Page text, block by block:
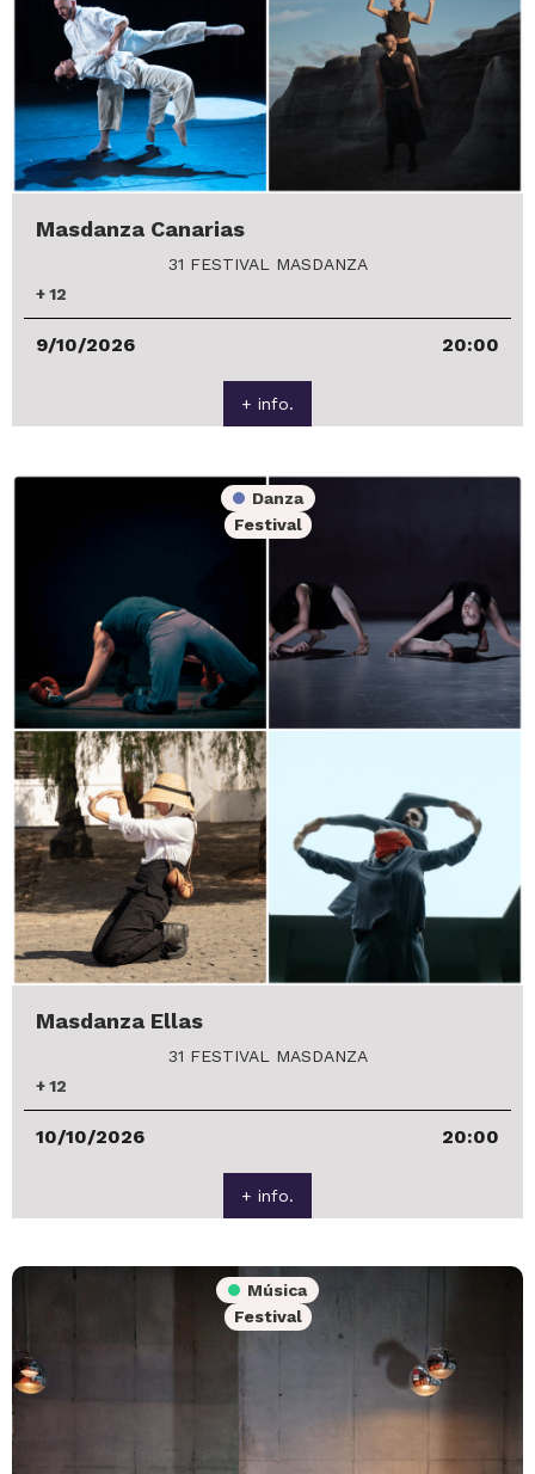
Masdanza Canarias
31 FESTIVAL MASDANZA
+12
9/10/2026 20:00
+ info.
Danza
Festival
Masdanza Ellas
31 FESTIVAL MASDANZA
+12
10/10/2026 20:00
+ info.
Música
Festival